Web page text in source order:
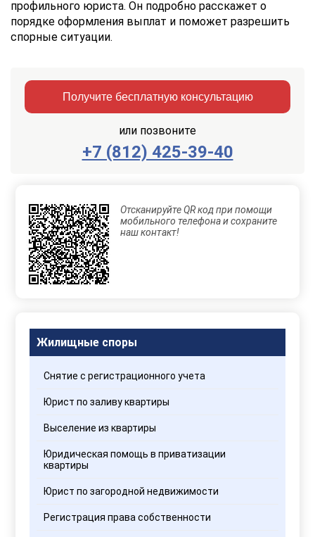
профильного юриста. Он подробно расскажет о
порядке оформления выплат и поможет разрешить
спорные ситуации.
Получите бесплатную консультацию
или позвоните
+7 (812) 425-39-40
Заказать
Отправляя
данные,
Вы
соглашаетесь
с
Правилами
Отсканируйте QR код при помощи
мобильного телефона и сохраните
наш контакт!
Жилищные споры
Снятие с регистрационного учета
Юрист по заливу квартиры
Выселение из квартиры
Юридическая помощь в приватизации
квартиры
Юрист по загородной недвижимости
Регистрация права собственности